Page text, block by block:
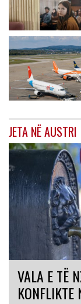
JETA NË AUSTRI
VALA E TË
KONFLIKTE